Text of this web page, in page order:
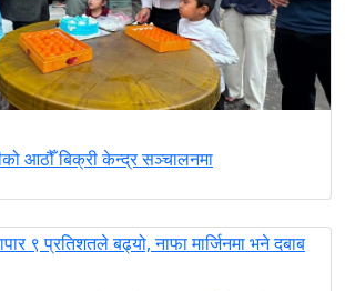
आठौँ बिक्री केन्द्र सञ्चालनमा